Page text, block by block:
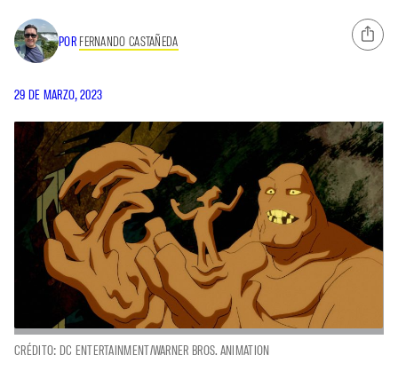
POR FERNANDO CASTAÑEDA
29 DE MARZO, 2023
CRÉDITO: DC ENTERTAINMENT/WARNER BROS. ANIMATION